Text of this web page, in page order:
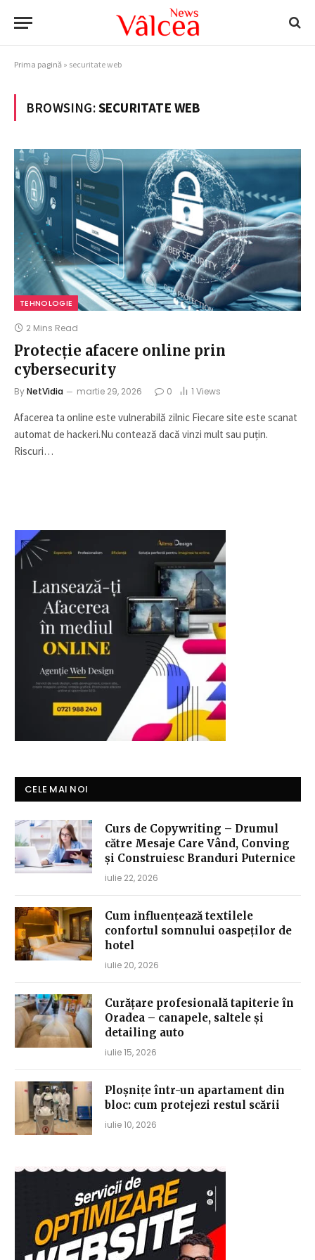
Prima pagină » securitate web
BROWSING:SECURITATE WEB
TEHNOLOGIE
2 Mins Read
Protecție afacere online prin
cybersecurity
ByNetVidia martie 29, 2026 0 1 Views
Afacerea ta online este vulnerabilă zilnic Fiecare site este scanat
automat de hackeri.Nu contează dacă vinzi mult sau puțin.
Riscuri…
CELE MAI NOI
Curs de Copywriting – Drumul
către Mesaje Care Vând, Conving
și Construiesc Branduri Puternice
iulie 22, 2026
Cum influențează textilele
confortul somnului oaspeților de
hotel
iulie 20, 2026
Curățare profesională tapiterie în
Oradea – canapele, saltele și
detailing auto
iulie 15, 2026
Ploșnițe într-un apartament din
bloc: cum protejezi restul scării
iulie 10, 2026